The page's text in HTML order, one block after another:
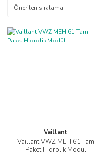
Vaillant
Vaillant VWZ MEH 61 Tam
Paket Hidrolik Modül